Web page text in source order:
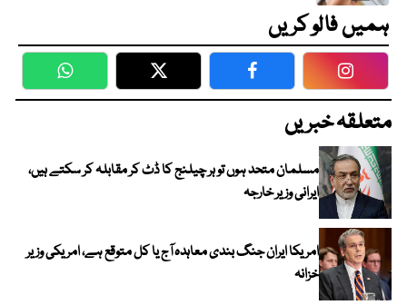
ہمیں فالو کریں
WhatsApp Twitter Facebook
متعلقہ خبریں
مسلمان متحد ہوں تو ہر چیلنج کا ڈٹ کر مقابلہ کر سکتے ہیں،
ایرانی وزیر خارجہ
امریکا ایران جنگ بندی معاہدہ آج یا کل متوقع ہے، امریکی وزیر
خزانہ